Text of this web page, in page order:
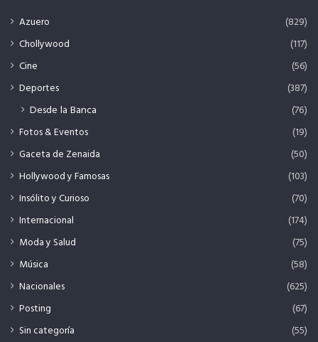
Azuero
(829)
Chollywood
(117)
Cine
(56)
Deportes
(387)
Desde la Banca (76)
Fotos & Eventos
(19)
Gaceta de Zenaida
(50)
Hollywood y Famosas
(103)
Insólito y Curioso
(70)
Internacional
(174)
Moda y Salud
(75)
Música
(58)
Nacionales
(625)
Posting
(67)
Sin categoría
(55)